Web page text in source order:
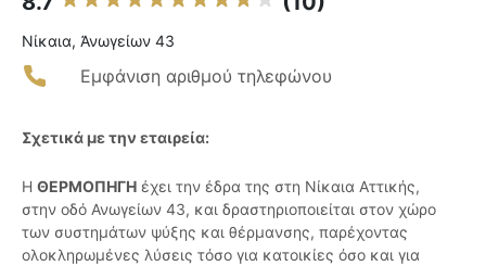
Νίκαια, Ἀνωγείων 43
Εμφάνιση αριθμού τηλεφώνου
Σχετικά με την εταιρεία:
Η ΘΕΡΜΟΠΗΓΗ έχει την έδρα της στη Νίκαια Αττικής,
στην οδό Ανωγείων 43, και δραστηριοποιείται στον χώρο
των συστημάτων ψύξης και θέρμανσης, παρέχοντας
ολοκληρωμένες λύσεις τόσο για κατοικίες όσο και για